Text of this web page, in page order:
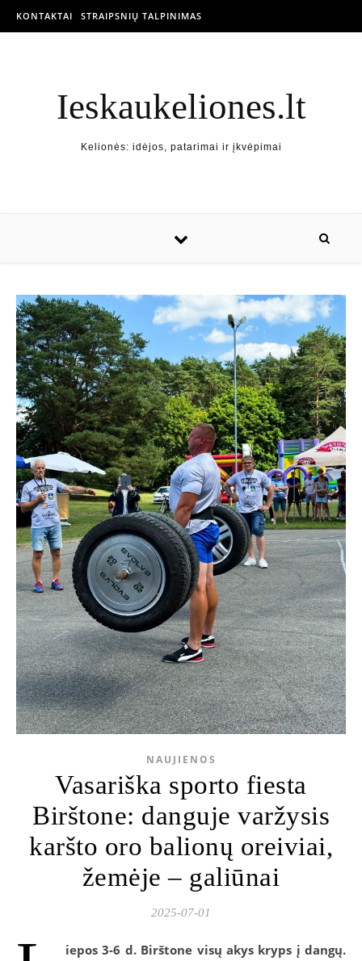
KONTAKTAI STRAIPSNIŲ TALPINIMAS
Ieskaukeliones.lt
Kelionės: idėjos, patarimai ir įkvėpimai
NAUJIENOS
Vasariška sporto fiesta
Birštone: danguje varžysis
karšto oro balionų oreiviai,
žemėje – galiūnai
2025-07-01
iepos 3-6 d. Birštone visų akys kryps į dangų.